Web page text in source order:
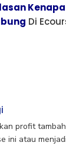
Di
profit
ini atau